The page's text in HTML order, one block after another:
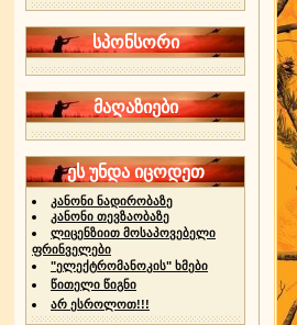
სპონსორი
მაღაზიები
ეს უნდა იცოდეთ
კანონი ნადირობაზე
კანონი თევზაობაზე
ლიცენზიით მოსაპოვებელი
ფრინველები
"ელექტრომანოკის" ხმები
წითელი წიგნი
არ ესროლოთ!!!